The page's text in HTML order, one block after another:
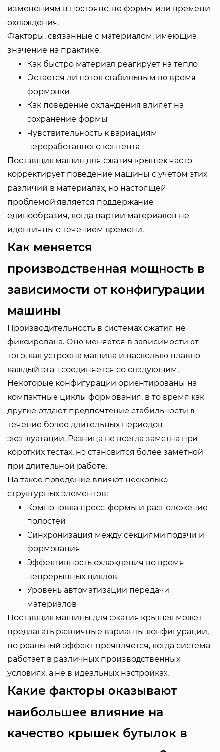
изменениям в постоянстве формы или времени
охлаждения.
Факторы, связанные с материалом, имеющие
значение на практике:
Как быстро материал реагирует на тепло
Остается ли поток стабильным во время
формовки
Как поведение охлаждения влияет на
сохранение формы
Чувствительность к вариациям
переработанного контента
Поставщик машин для сжатия крышек часто
корректирует поведение машины с учетом этих
различий в материалах, но настоящей
проблемой является поддержание
единообразия, когда партии материалов не
идентичны с течением времени.
Как меняется
производственная мощность в
зависимости от конфигурации
машины
Производительность в системах сжатия не
фиксирована. Оно меняется в зависимости от
того, как устроена машина и насколько плавно
каждый этап соединяется со следующим.
Некоторые конфигурации ориентированы на
компактные циклы формования, в то время как
другие отдают предпочтение стабильности в
течение более длительных периодов
эксплуатации. Разница не всегда заметна при
коротких тестах, но становится более заметной
при длительной работе.
На такое поведение влияют несколько
структурных элементов:
Компоновка пресс-формы и расположение
полостей
Синхронизация между секциями подачи и
формования
Эффективность охлаждения во время
непрерывных циклов
Уровень автоматизации передачи
материалов
Поставщик машины для сжатия крышек может
предлагать различные варианты конфигурации,
но реальный эффект проявляется, когда система
работает в различных производственных
условиях, а не в идеальных настройках.
Какие факторы оказывают
наибольшее влияние на
качество крышек бутылок в